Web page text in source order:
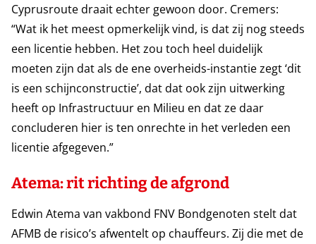
Cyprusroute draait echter gewoon door. Cremers:
“Wat ik het meest opmerkelijk vind, is dat zij nog steeds
een licentie hebben. Het zou toch heel duidelijk
moeten zijn dat als de ene overheids-instantie zegt ‘dit
is een schijnconstructie’, dat dat ook zijn uitwerking
heeft op Infrastructuur en Milieu en dat ze daar
concluderen hier is ten onrechte in het verleden een
licentie afgegeven.”
Atema: rit richting de afgrond
Edwin Atema van vakbond FNV Bondgenoten stelt dat
AFMB de risico’s afwentelt op chauffeurs. Zij die met de